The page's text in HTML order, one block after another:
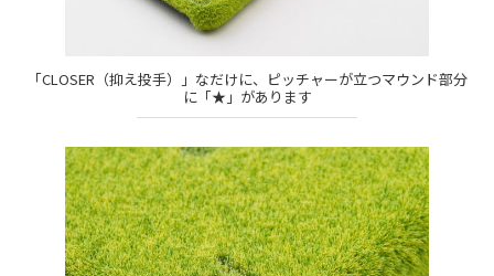
「CLOSER（抑え投手）」なだけに、ピッチャーが立つマウンド部分
に「★」があります